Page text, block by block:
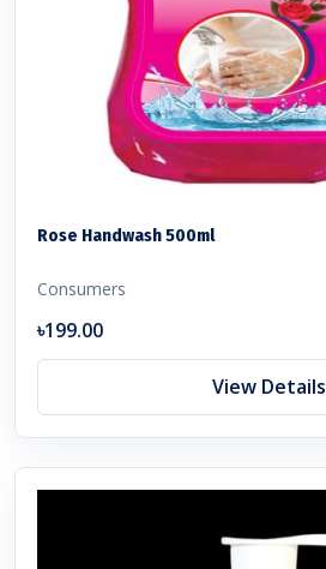
Rose Handwash 500ml
Consumers
৳199.00
View Details